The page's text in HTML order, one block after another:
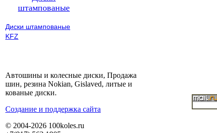
штампованые
Диски штампованые
KFZ
Автошины и колесные диски, Продажа
шин, резина Nokian, Gislaved, литые и
кованые диски.
Cоздание и поддержка сайта
© 2004-2026 100koles.ru